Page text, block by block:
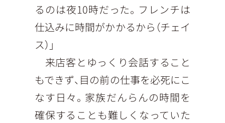
るのは夜10時だった。フレンチは
仕込みに時間がかかるから（チェイ
ス）」
来店客とゆっくり会話すること
もできず、目の前の仕事を必死にこ
なす日々。家族だんらんの時間を
確保することも難しくなっていた